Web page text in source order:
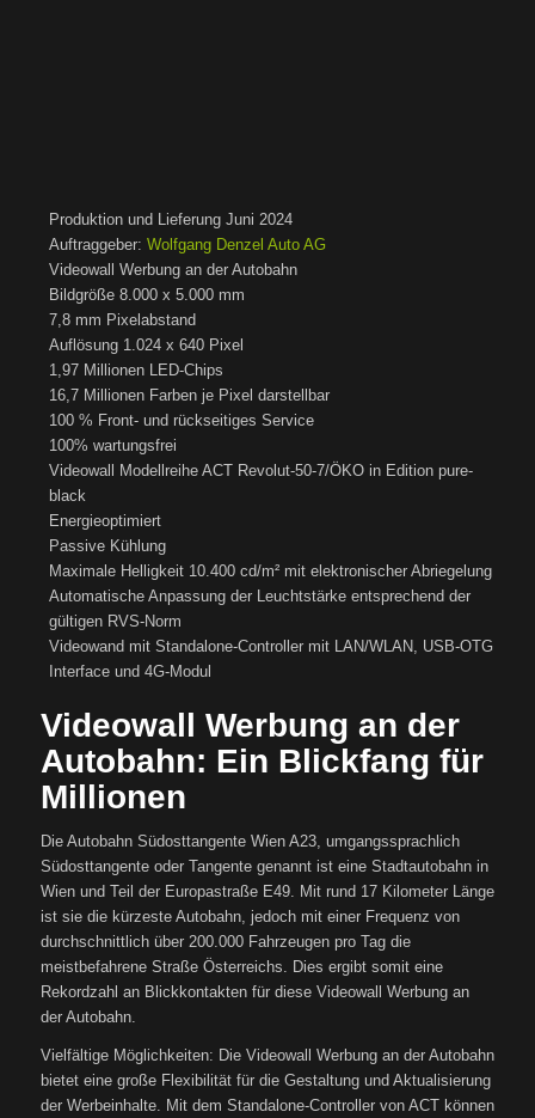
Produktion und Lieferung Juni 2024
Auftraggeber: Wolfgang Denzel Auto AG
Videowall Werbung an der Autobahn
Bildgröße 8.000 x 5.000 mm
7,8 mm Pixelabstand
Auflösung 1.024 x 640 Pixel
1,97 Millionen LED-Chips
16,7 Millionen Farben je Pixel darstellbar
100 % Front- und rückseitiges Service
100% wartungsfrei
Videowall Modellreihe ACT Revolut-50-7/ÖKO in Edition pure-
black
Energieoptimiert
Passive Kühlung
Maximale Helligkeit 10.400 cd/m² mit elektronischer Abriegelung
Automatische Anpassung der Leuchtstärke entsprechend der
gültigen RVS-Norm
Videowand mit Standalone-Controller mit LAN/WLAN, USB-OTG
Interface und 4G-Modul
Videowall Werbung an der
Autobahn: Ein Blickfang für
Millionen
Die Autobahn Südosttangente Wien A23, umgangssprachlich
Südosttangente oder Tangente genannt ist eine Stadtautobahn in
Wien und Teil der Europastraße E49. Mit rund 17 Kilometer Länge
ist sie die kürzeste Autobahn, jedoch mit einer Frequenz von
durchschnittlich über 200.000 Fahrzeugen pro Tag die
meistbefahrene Straße Österreichs. Dies ergibt somit eine
Rekordzahl an Blickkontakten für diese Videowall Werbung an
der Autobahn.
Vielfältige Möglichkeiten: Die Videowall Werbung an der Autobahn
bietet eine große Flexibilität für die Gestaltung und Aktualisierung
der Werbeinhalte. Mit dem Standalone-Controller von ACT können